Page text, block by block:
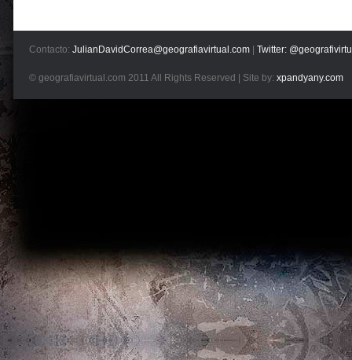
Contacto: JulianDavidCorrea@geografiavirtual.com Twitter:
© geografiavirtual.com 2011 All Rights Reserved | Site by: xpandyany.com